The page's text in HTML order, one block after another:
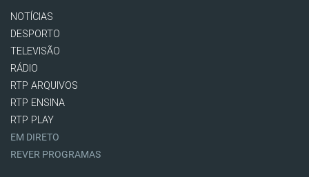
NOTÍCIAS
DESPORTO
TELEVISÃO
RÁDIO
RTP ARQUIVOS
RTP ENSINA
RTP PLAY
EM DIRETO
REVER PROGRAMAS